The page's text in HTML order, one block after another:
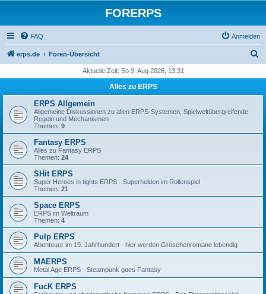
FORERPS
FAQ Anmelden
erps.de Foren-Übersicht
h
Aktuelle Zeit: So 9. Aug 2026, 13:31
Alles zu ERPS
ERPS Allgemein
Allgemeine Diskussionen zu allen ERPS-Systemen, Spielweltübergreifende
Regeln und Mechanismen
Themen: 9
Fantasy ERPS
Alles zu Fantasy ERPS
Themen: 24
SHit ERPS
Super Heroes in tights ERPS - Superhelden im Rollenspiel
Themen: 21
Space ERPS
ERPS im Weltraum
Themen: 4
Pulp ERPS
Abenteuer im 19. Jahrhundert - hier werden Groschenromane lebendig
MAERPS
Metal Age ERPS - Steampunk goes Fantasy
FucK ERPS